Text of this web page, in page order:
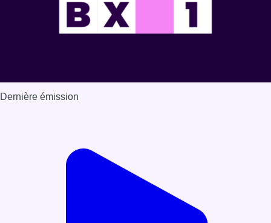
Dernière émission